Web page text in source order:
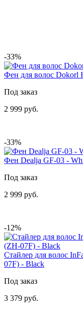
-33%
Фен для волос Dokorl
Под заказ
2 999 руб.
-33%
Фен Dealja GF-03 -
Под заказ
2 999 руб.
-12%
Стайлер для волос
07F) - Black
Под заказ
3 379 руб.